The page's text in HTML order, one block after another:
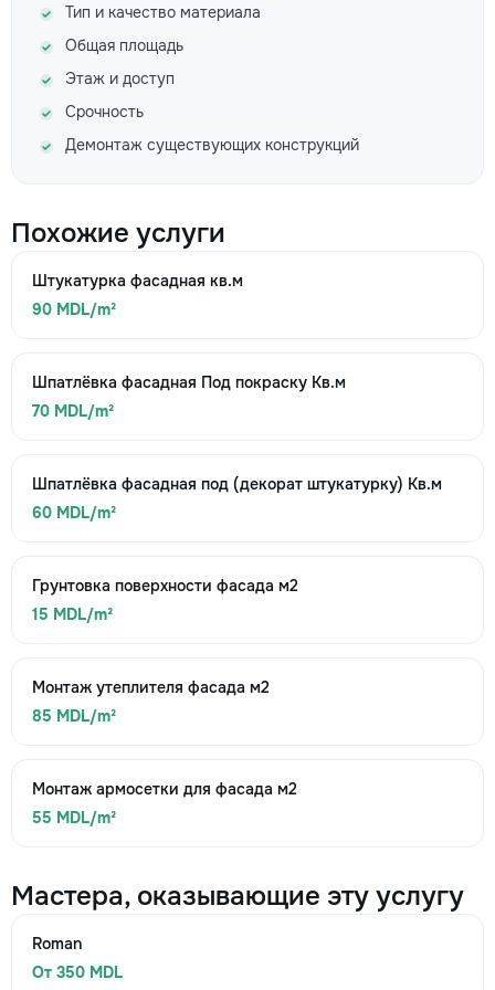
Тип и качество материала
Общая площадь
Этаж и доступ
Срочность
Демонтаж существующих конструкций
Похожие услуги
Штукатурка фасадная кв.м
90 MDL/m²
Шпатлёвка фасадная Под покраску Кв.м
70 MDL/m²
Шпатлёвка фасадная под (декорат штукатурку) Кв.м
60 MDL/m²
Грунтовка поверхности фасада м2
15 MDL/m²
Монтаж утеплителя фасада м2
85 MDL/m²
Монтаж армосетки для фасада м2
55 MDL/m²
Мастера, оказывающие эту услугу
Roman
От 350 MDL